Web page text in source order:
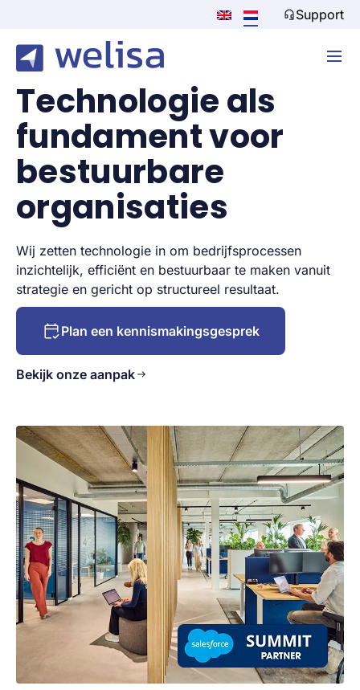
Support
Technologie als
fundament voor
bestuurbare
organisaties
Wij zetten technologie in om bedrijfsprocessen
inzichtelijk, efficiënt en bestuurbaar te maken vanuit
strategie en gericht op structureel resultaat.
Plan een kennismakingsgesprek
Bekijk onze aanpak